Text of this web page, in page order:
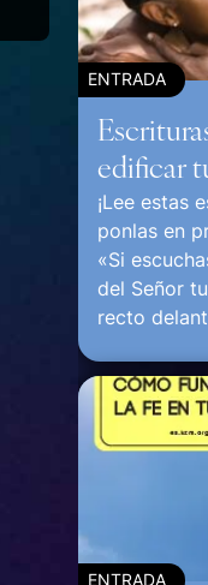
ENTRADA
edificar
¡Lee estas
ponlas en
«Si
del Señor
recto
ENTRADA